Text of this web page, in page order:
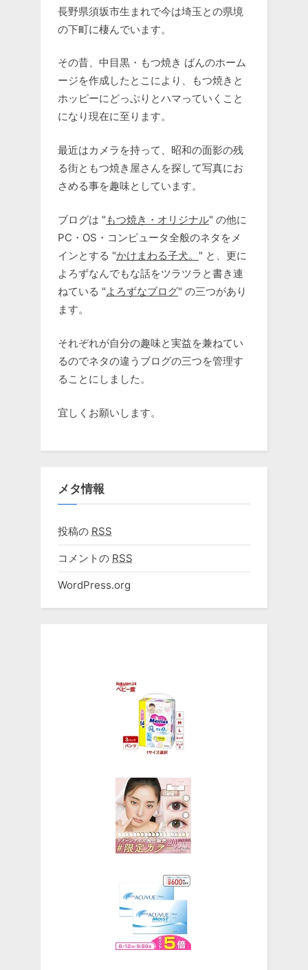
長野県須坂市生まれで今は埼玉との県境
の下町に棲んでいます。
その昔、中目黒・もつ焼き ばんのホーム
ージを作成したとこにより、もつ焼きと
ホッピーにどっぷりとハマっていくこと
になり現在に至ります。
最近はカメラを持って、昭和の面影の残
る街ともつ焼き屋さんを探して写真にお
さめる事を趣味としています。
ブログは " もつ焼き・オリジナル" の他に
PC・OS・コンピュータ全般のネタをメ
インとする "かけまわる子犬。 " と、更に
よろずなんでもな話をツラツラと書き連
ねている "よろずなブログ" の三つがあり
ます。
それぞれが自分の趣味と実益を兼ねてい
るのでネタの違うブログの三つを管理す
ることにしました。
宜しくお願いします。
メタ情報
投稿の RSS
コメントの RSS
WordPress.org